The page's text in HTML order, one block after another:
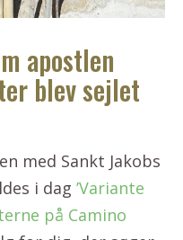
apostlen
blev sejlet
med Sankt Jakobs
i dag ’Variante
på Camino